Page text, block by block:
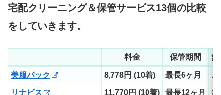
宅配クリーニング＆保管サービス13個の比較
をしていきます。
料金 保管期間 無
美服パック 8,778円 (10着) 最長6ヶ月 △
リナビス 11,770円 (10着) 最長12ヶ月 ◎